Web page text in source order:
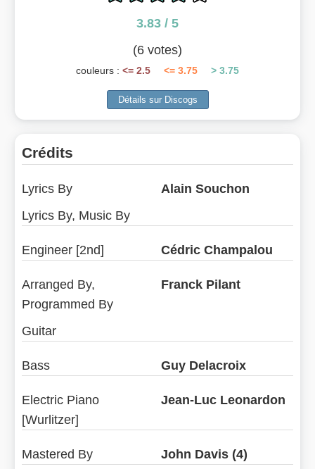
3.83 / 5
(6 votes)
couleurs : <= 2.5 <= 3.75 > 3.75
Crédits
Lyrics By
Lyrics By, Music By
Alain Souchon
Engineer [2nd] Cédric Champalou
Arranged By,
Programmed By
Guitar
Franck Pilant
Bass Guy Delacroix
Electric Piano
[Wurlitzer]
Jean-Luc Leonardon
Mastered By John Davis (4)